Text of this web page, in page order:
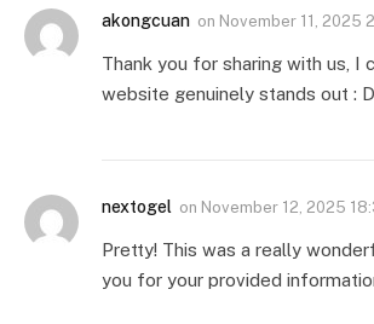
akongcuan on November 11, 2025
Thank you for sharing with us, I
website genuinely stands out :
nextogel on November 12, 2025
Pretty! This was a really
you for your provided